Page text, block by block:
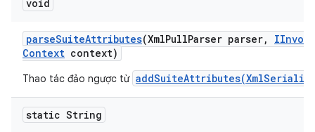
void
parseSuiteAttributes(XmlPullParser parser,
Context context)
Thao tác đảo ngược từ
static String